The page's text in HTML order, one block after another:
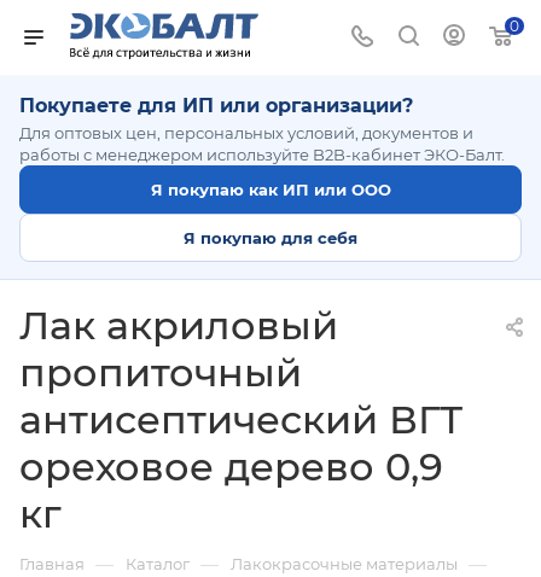
0
Покупаете для ИП или организации?
Для оптовых цен, персональных условий, документов и
работы с менеджером используйте B2B-кабинет ЭКО-Балт.
Я покупаю как ИП или ООО
Я покупаю для себя
Лак акриловый
пропиточный
антисептический ВГТ
ореховое дерево 0,9
кг
Главная — Каталог — Лакокрасочные материалы —